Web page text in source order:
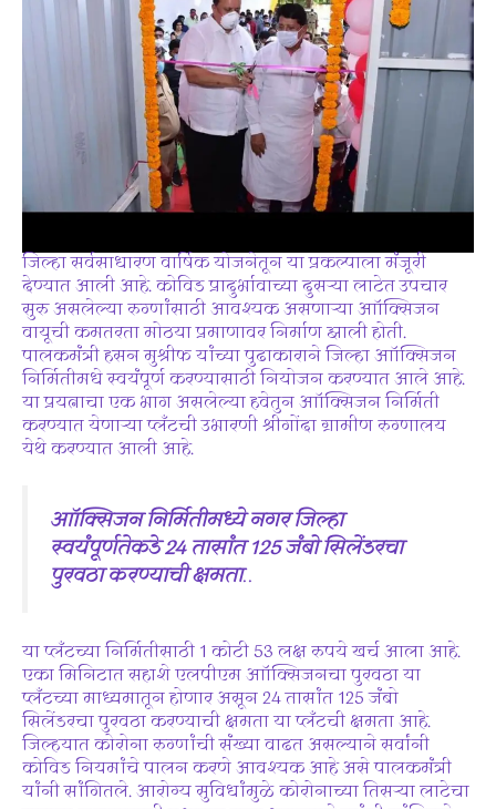
जिल्हा सर्वसाधारण वार्षिक योजनेतून या प्रकल्पाला मंजूरी
देण्यात आली आहे. कोविड प्रादुर्भावाच्या दुसर्‍या लाटेत उपचार
सुरु असलेल्या रुग्णांसाठी आवश्यक असणाऱ्या आॉक्सिजन
वायूची कमतरता मोठया प्रमाणावर निर्माण झाली होती.
पालकमंत्री हसन मुश्रीफ यांच्या पुढाकाराने जिल्हा आॉक्सिजन
निर्मितीमधे स्वयंपूर्ण करण्यासाठी नियोजन करण्यात आले आहे.
या प्रयत्नाचा एक भाग असलेल्या हवेतुन आॉक्सिजन निर्मिती
करण्यात येणार्‍या प्लँटची उभारणी श्रीगोंदा ग्रामीण रुग्णालय
येथे करण्यात आली आहे.
आॉक्सिजन निर्मितीमध्ये नगर जिल्हा
स्वयंपूर्णतेकडे 24 तासांत 125 जंबो सिलेंडरचा
पुरवठा करण्याची क्षमता..
या प्लँटच्या निर्मितीसाठी 1 कोटी 53 लक्ष रुपये खर्च आला आहे.
एका मिनिटात सहाशे एलपीएम आॉक्सिजनचा पुरवठा या
प्लँटच्या माध्यमातून होणार असून 24 तासांत 125 जंबो
सिलेंडरचा पुरवठा करण्याची क्षमता या प्लँटची क्षमता आहे.
जिल्हयात कोरोना रुग्णांची संख्या वाढत असल्याने सर्वांनी
कोविड नियमांचे पालन करणे आवश्यक आहे असे पालकमंत्री
यांनी सांगितले. आरोग्य सुविधांमुळे कोरोनाच्या तिसर्‍या लाटेचा